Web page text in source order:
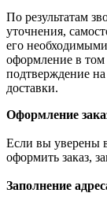
По результатам
уточнения,
его
оформление в том
подтверждение
доставки.
Оформление
Если вы уверены
оформить заказ,
Заполнение